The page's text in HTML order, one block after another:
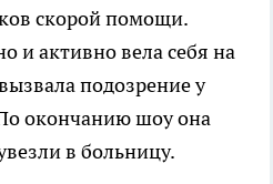
скорой помощи.
и активно вела себя на
подозрение у
окончанию шоу она
в больницу.